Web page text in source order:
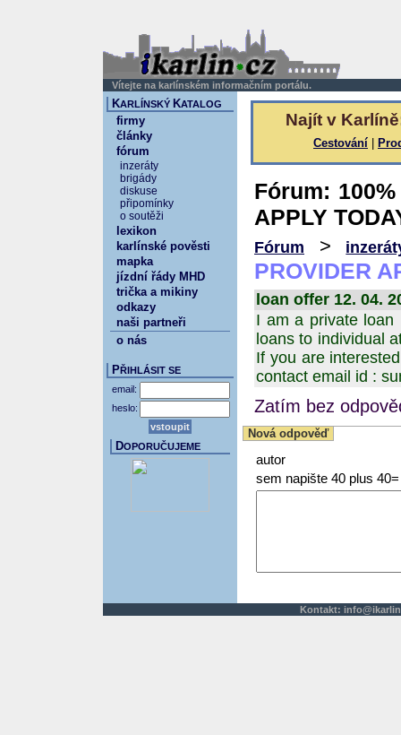
Vítejte na karlínském informačním portálu.
Najít v
Cestování
Fórum:
APPLY
Fórum >
PROVIDER
loan offer 12. 04.
I am a private loan
loans to individual
If you are
contact email id :
Zatím bez
Nová odpověď
autor
sem napište 40 plus 40=
KARLÍNSKÝ KATALOG
firmy
články
fórum
inzeráty
brigády
diskuse
připomínky
o soutěži
lexikon
karlínské pověsti
mapka
jízdní řády MHD
trička a mikiny
odkazy
naši partneři
o nás
PŘIHLÁSIT SE
email:
heslo:
DOPORUČUJEME
Kontakt: